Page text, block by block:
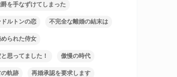
を手なずけてしまった
ドルトンの恋 不完全な離婚の結末は
られた侍女
思ってました！ 傲慢の時代
軌跡 再婚承認を要求します